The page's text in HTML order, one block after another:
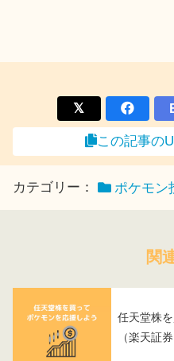
この記事の
カテゴリー： ポケモン
関
任天堂株
（楽天証券